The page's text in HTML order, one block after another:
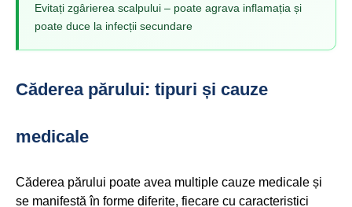
Evitați zgârierea scalpului – poate agrava inflamația și
poate duce la infecții secundare
Căderea părului: tipuri și cauze
medicale
Căderea părului poate avea multiple cauze medicale și
se manifestă în forme diferite, fiecare cu caracteristici